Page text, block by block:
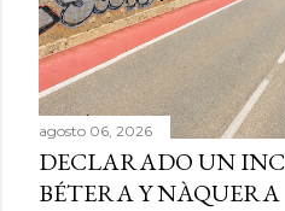
agosto 06, 2026
DECLARADO UN
BÉTERA Y NÀQUERA